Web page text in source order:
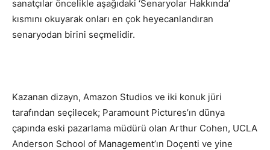
sanatçılar öncelikle aşağıdaki ‘Senaryolar Hakkında’
kısmını okuyarak onları en çok heyecanlandıran
senaryodan birini seçmelidir.
Kazanan dizayn, Amazon Studios ve iki konuk jüri
tarafından seçilecek; Paramount Pictures’ın dünya
çapında eski pazarlama müdürü olan Arthur Cohen, UCLA
Anderson School of Management’ın Doçenti ve yine